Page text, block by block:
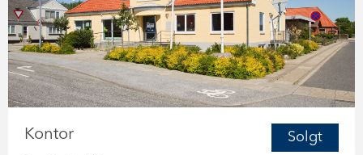
Solgt
Kontor